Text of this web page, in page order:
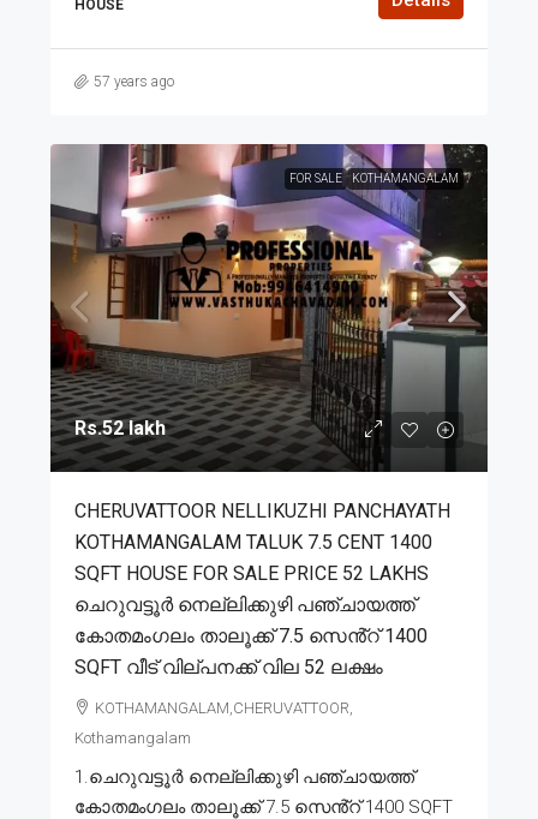
HOUSE
57 years ago
FOR SALE KOTHAMANGALAM
Rs.52 lakh
CHERUVATTOOR NELLIKUZHI PANCHAYATH
KOTHAMANGALAM TALUK 7.5 CENT 1400
SQFT HOUSE FOR SALE PRICE 52 LAKHS
ചെറുവട്ടൂർ നെല്ലിക്കുഴി പഞ്ചായത്ത്
കോതമംഗലം താലൂക്ക് 7.5 സെൻ്റ് 1400
SQFT വീട് വില്പനക്ക് വില 52 ലക്ഷം
KOTHAMANGALAM,CHERUVATTOOR,
Kothamangalam
1.ചെറുവട്ടൂർ നെല്ലിക്കുഴി പഞ്ചായത്ത്
കോതമംഗലം താലൂക്ക് 7.5 സെൻ്റ് 1400 SQFT